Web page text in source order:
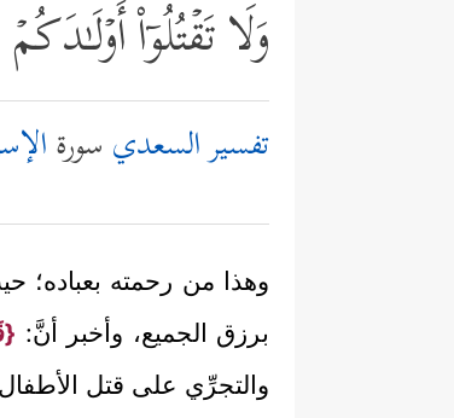
وَلَا تَقۡتُلُوۤاْ
تفسير السعدي سورة
وهذا من رحمته بعباده؛
برزق الجميع، وأخبر أنَّ:
والتجرِّي على قتل